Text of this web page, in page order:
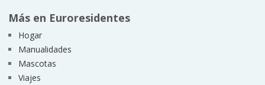
Más en Euroresidentes
Hogar
Manualidades
Mascotas
Viajes